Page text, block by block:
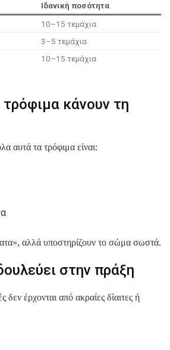
Ιδανική ποσότητα
10–15 τεμάχια
3–5 τεμάχια
10–15 τεμάχια
τρόφιμα κάνουν τη
αυτά τα τρόφιμα είναι:
αλλά υποστηρίζουν το σώμα σωστά.
στην πράξη
δεν έρχονται από ακραίες δίαιτες ή